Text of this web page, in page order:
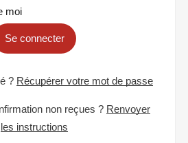
moi
Se connecter
? Récupérer votre mot de passe
non reçues ? Renvoyer
les instructions